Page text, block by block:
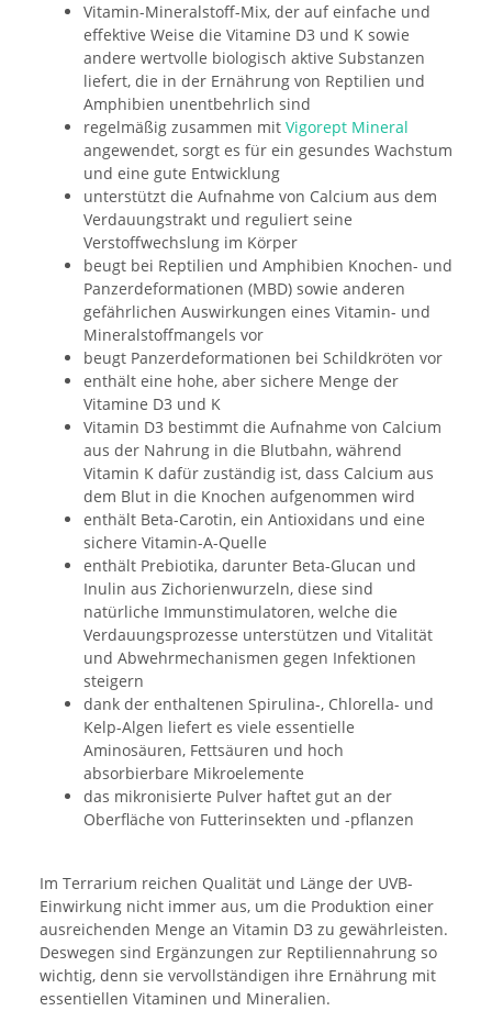
Vitamin-Mineralstoff-Mix, der auf einfache und
effektive Weise die Vitamine D3 und K sowie
andere wertvolle biologisch aktive Substanzen
liefert, die in der Ernährung von Reptilien und
Amphibien unentbehrlich sind
regelmäßig zusammen mit Vigorept Mineral
angewendet, sorgt es für ein gesundes Wachstum
und eine gute Entwicklung
unterstützt die Aufnahme von Calcium aus dem
Verdauungstrakt und reguliert seine
Verstoffwechslung im Körper
beugt bei Reptilien und Amphibien Knochen- und
Panzerdeformationen (MBD) sowie anderen
gefährlichen Auswirkungen eines Vitamin- und
Mineralstoffmangels vor
beugt Panzerdeformationen bei Schildkröten vor
enthält eine hohe, aber sichere Menge der
Vitamine D3 und K
Vitamin D3 bestimmt die Aufnahme von Calcium
aus der Nahrung in die Blutbahn, während
Vitamin K dafür zuständig ist, dass Calcium aus
dem Blut in die Knochen aufgenommen wird
enthält Beta-Carotin, ein Antioxidans und eine
sichere Vitamin-A-Quelle
enthält Prebiotika, darunter Beta-Glucan und
Inulin aus Zichorienwurzeln, diese sind
natürliche Immunstimulatoren, welche die
Verdauungsprozesse unterstützen und Vitalität
und Abwehrmechanismen gegen Infektionen
steigern
dank der enthaltenen Spirulina-, Chlorella- und
Kelp-Algen liefert es viele essentielle
Aminosäuren, Fettsäuren und hoch
absorbierbare Mikroelemente
das mikronisierte Pulver haftet gut an der
Oberfläche von Futterinsekten und -pflanzen
Im Terrarium reichen Qualität und Länge der UVB-
Einwirkung nicht immer aus, um die Produktion einer
ausreichenden Menge an Vitamin D3 zu gewährleisten.
Deswegen sind Ergänzungen zur Reptiliennahrung so
wichtig, denn sie vervollständigen ihre Ernährung mit
essentiellen Vitaminen und Mineralien.